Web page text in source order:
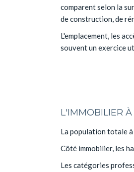
comparent selon la
de construction, de
L'emplacement, les
souvent un exercice
L'IMMOBILIER À
La population totale à
Côté immobilier, les
Les catégories